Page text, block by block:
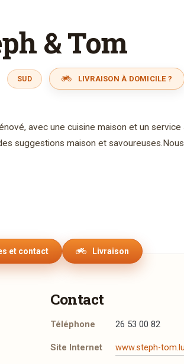
& Tom
SUD LIVRAISON À DOMICILE ?
avec une cuisine maison et un
suggestions maison et
et contact Livraison
Contact
Téléphone 26 53 00 82
Site Internet www.steph-tom.lu